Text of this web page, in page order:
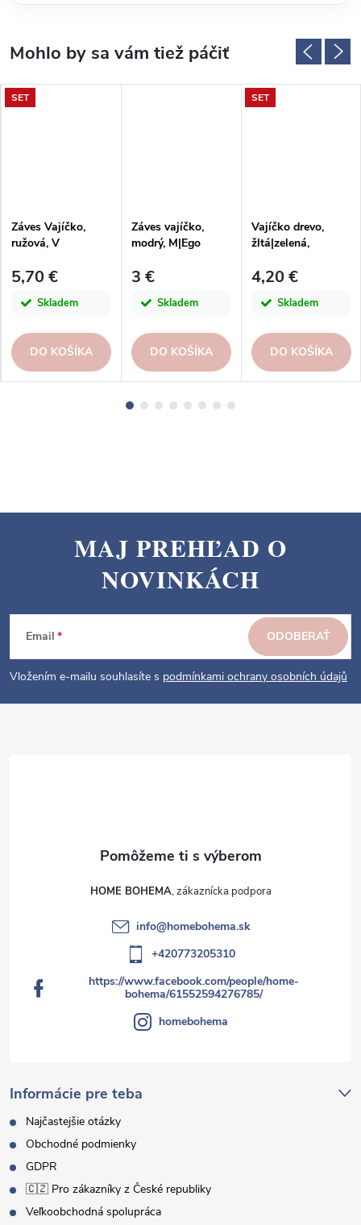
SET
Záves Vajíčko,
ružová, V
5,70 €
Skladem
DO KOŠÍKA
Záves vajíčko,
modrý, M|Ego
3 €
Skladem
DO KOŠÍKA
SET
Vajíčko drevo,
žltá|zelená,
4,20 €
Skladem
DO KOŠÍKA
p
e
MAJ PREHĽAD O
NOVINKÁCH
Email
Vložením e-mailu souhlasíte s podmínkami ochrany osobních údajů
ODOBERAŤ
Informácie pre teba
Najčastejšie otázky
Obchodné podmienky
GDPR
🇨🇿 Pro zákazníky z České republiky
Veľkoobchodná spolupráca
HOME BOHEMA
info@homebohema.sk
+420773205310
https://www.facebook.com/people/home-
bohema/61552594276785/
homebohema